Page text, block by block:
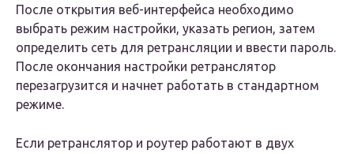
После открытия веб-интерфейса необходимо
выбрать режим настройки, указать регион, затем
определить сеть для ретрансляции и ввести пароль.
После окончания настройки ретранслятор
перезагрузится и начнет работать в стандартном
режиме.
Если ретранслятор и роутер работают в двух